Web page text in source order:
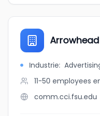
Arrowhead
Industrie:
11-50 employees
comm.cci.fsu.edu